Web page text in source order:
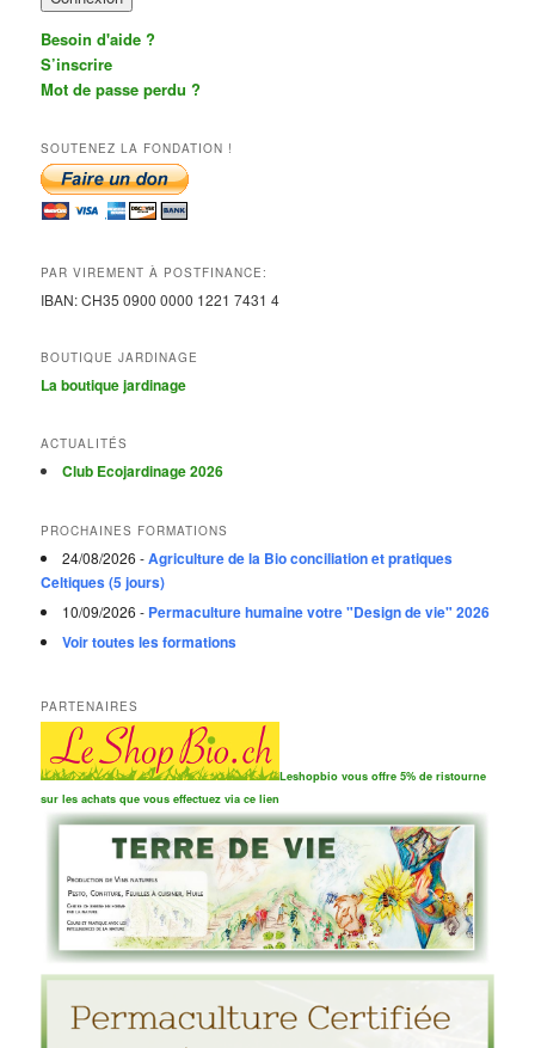
Besoin d'aide ?
S’inscrire
Mot de passe perdu ?
SOUTENEZ LA FONDATION !
PAR VIREMENT À POSTFINANCE:
IBAN:CH35 0900 0000 1221 74314
BOUTIQUE JARDINAGE
La boutique jardinage
ACTUALITÉS
Club Ecojardinage 2026
PROCHAINES FORMATIONS
24/08/2026 -Agriculture de la Bio conciliation et pratiques
Celtiques (5 jours)
10/09/2026 - Permaculture humaine votre "Design de vie" 2026
Voir toutes les formations
PARTENAIRES
Leshopbio vous offre 5% de ristourne
sur les achats que vous effectuez via ce lien